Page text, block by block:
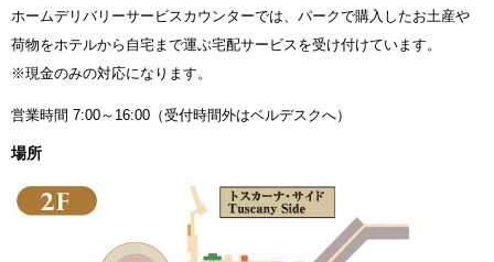
ホームデリバリーサービスカウンターでは、パークで購入したお土産や
荷物をホテルから自宅まで運ぶ宅配サービスを受け付けています。
※現金のみの対応になります。
営業時間 7:00～16:00（受付時間外はベルデスクへ）
場所